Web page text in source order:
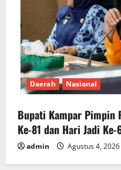
Daerah Nasional
Bupati Kampar Pimpin
Ke-81 dan Hari Jadi
admin Agustus 4, 2026